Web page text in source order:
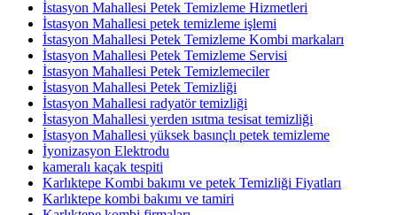
İstasyon Mahallesi Petek Temizleme Hizmetleri
İstasyon Mahallesi petek temizleme işlemi
İstasyon Mahallesi Petek Temizleme Kombi markaları
İstasyon Mahallesi Petek Temizleme Servisi
İstasyon Mahallesi Petek Temizlemeciler
İstasyon Mahallesi Petek Temizliği
İstasyon Mahallesi radyatör temizliği
İstasyon Mahallesi yerden ısıtma tesisat temizliği
İstasyon Mahallesi yüksek basınçlı petek temizleme
İyonizasyon Elektrodu
kameralı kaçak tespiti
Karlıktepe Kombi bakımı ve petek Temizliği Fiyatları
Karlıktepe kombi bakımı ve tamiri